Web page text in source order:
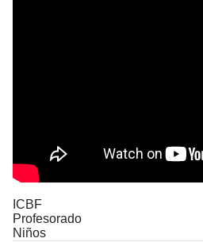
ICBF
Profesorado
Niños